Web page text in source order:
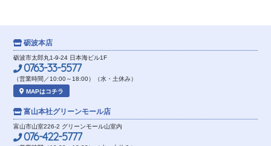
砺波本店
砺波市太郎丸1-9-24 日本海ビル1F
0763-33-5577
（営業時間／10:00～18:00）（水・土休み）
MAPはコチラ
富山本社グリーンモール店
富山市山室226-2 グリーンモール山室内
076-422-5777